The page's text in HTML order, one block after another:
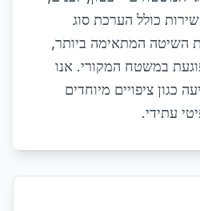
כולל הערכת סוג
השיטה המתאימה ביותר,
במשטח המקורי. אנו
כגון ציפויים מיוחדים
עתידי.